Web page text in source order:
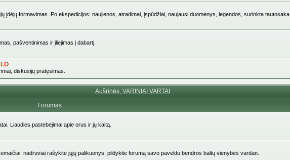
įdėjų formavimas. Po ekspedicijos: naujienos, atradimai, įspūdžiai, naujausi duomenys, legendos, surinkta tautosaka.
pašventinimas ir įliejimas į dabartį.
diskusijų pratęsimas.
Aušrinės, VARINIAI VARTAI
Forumas
Liaudies pastebėjimai apie orus ir jų kaitą.
nadruviai rašykite jųjų palikuonys, pildykite forumą savo paveldu bendros baltų vienybės vardan.